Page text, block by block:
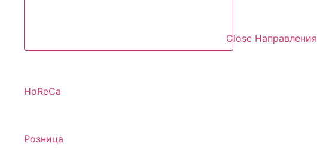
Close Направления
HoReCa
Розница